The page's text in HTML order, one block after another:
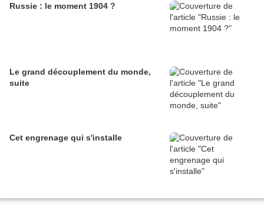
Russie : le moment 1904 ?
Le grand découplement du monde,
suite
Cet engrenage qui s'installe